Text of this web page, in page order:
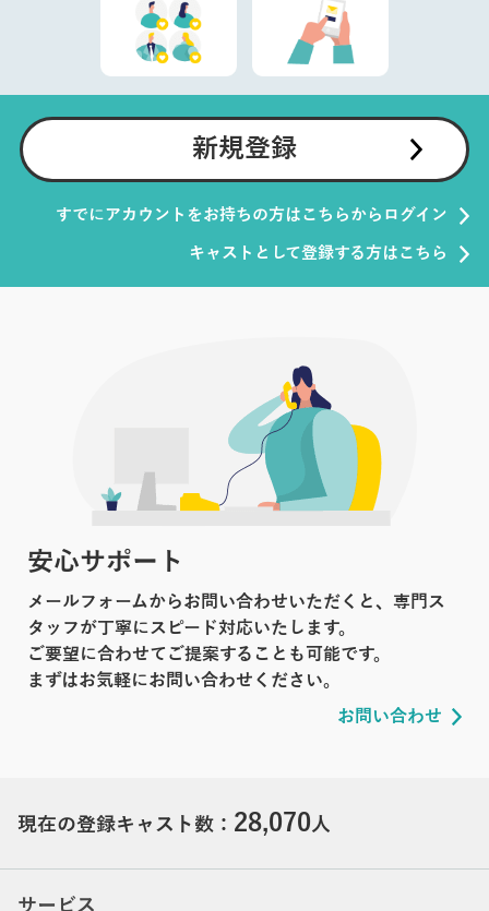
新規登録
すでにアカウントをお持ちの方はこちらからログイン
キャストとして登録する方はこちら
安心サポート
メールフォームからお問い合わせいただくと、専門ス
タッフが丁寧にスピード対応いたします。
ご要望に合わせてご提案することも可能です。
まずはお気軽にお問い合わせください。
お問い合わせ
現在の登録キャスト数： 28,070人
サービス